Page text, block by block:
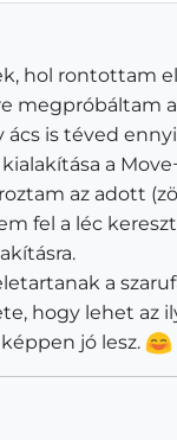
hol rontottam
is téved
a
az adott
fel a léc
a
hogy lehet az
jó lesz.